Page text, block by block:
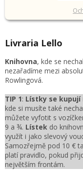
Livraria Lello
Knihovna, kde se
nezařadíme mezi
Rowlingová.
TIP 1: Lístky se kupují
kde si musíte také
můžete vyfotit s
9 a ¾. Lístek do
využít i jako slevový
Samozřejmě pod 10 €
platí pravidlo, pokud
největším frontám.